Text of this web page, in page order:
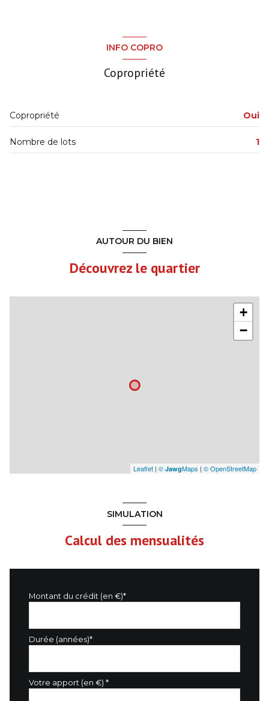
INFO COPRO
Copropriété
Copropriété Oui
Nombre de lots 1
AUTOUR DU BIEN
Découvrez le quartier
+
−
Leaflet | © JawgMaps | © OpenStreetMap
SIMULATION
Calcul des mensualités
Montant du crédit (en €)*
Durée (années)*
Votre apport (en €) *